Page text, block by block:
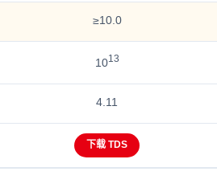
≥10.0
1013
4.11
下载 TDS